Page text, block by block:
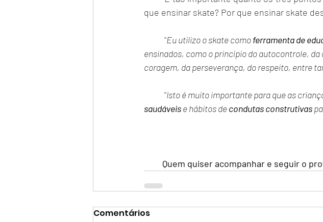
que ensinar skate? Por que ensinar skate
	"
Eu utilizo o skate como ferramenta de
ensinados, como o princípio do autocontrole,
coragem, da perseverança, do respeito, entre
	"
Isto é muito importante para que as
saudáveis e hábitos de condutas construtivas
Quem quiser acompanhar e seguir o
Comentários